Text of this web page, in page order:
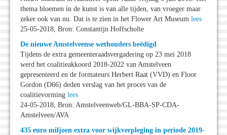
thema bloemen in de kunst is van alle tijden, van vroeger maar
zeker ook van nu. Dat is te zien in het Flower Art Museum lees
25-05-2018, Bron: Constantijn Hoffscholte
De nieuwe Amstelveense wethouders beëdigd
Tijdens de extra gemeenteraadsvergadering op 23 mei 2018
werd het coalitieakkoord 2018-2022 van Amstelveen
gepresenteerd en de formateurs Herbert Raat (VVD) en Floor
Gordon (D66) deden verslag van het proces van de
coalitievorming lees
24-05-2018, Bron: Amstelveenweb/GL-BBA-SP-CDA-
Amstelveen/AVA
435 euro miljoen extra voor wijkverpleging in periode 2019-